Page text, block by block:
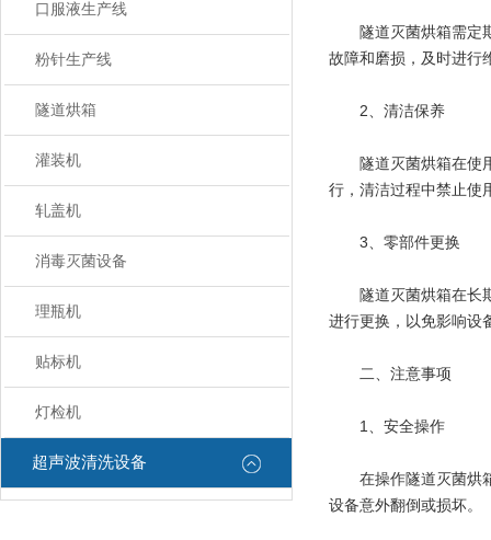
口服液生产线
粉针生产线
隧道烘箱
灌装机
轧盖机
消毒灭菌设备
理瓶机
贴标机
灯检机
超声波清洗设备
隧道灭菌烘箱需定期
故障和磨损，及时进行
2、清洁保养
隧道灭菌烘箱在使用
行，清洁过程中禁止使
3、零部件更换
隧道灭菌烘箱在长期
进行更换，以免影响设
二、注意事项
1、安全操作
在操作隧道灭菌烘箱
设备意外翻倒或损坏。